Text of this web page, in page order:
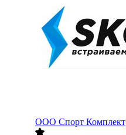
ООО Спорт Комплект